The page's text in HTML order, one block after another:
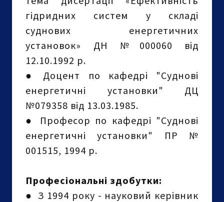
гідридних систем у складі
суднових енергетичних
установок» ДН №000060 від
12.10.1992 р.
● Доцент по кафедрі "Суднові
енергетичні установки" ДЦ
№079358 від 13.03.1985.
● Професор по кафедрі "Суднові
енергетичні установки" ПР №
001515, 1994 р.
Професіональні здобутки:
● З 1994 року - науковий керівник